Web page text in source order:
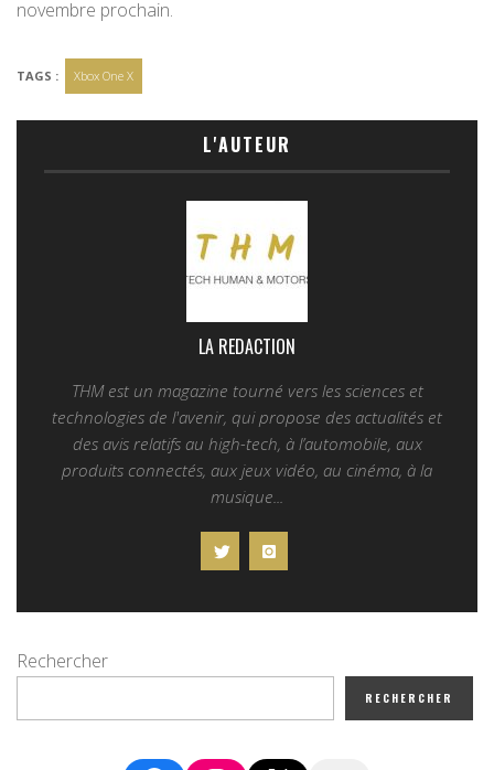
novembre prochain.
TAGS : Xbox One X
L'AUTEUR
LA REDACTION
THM est un magazine tourné vers les sciences et
technologies de l'avenir, qui propose des actualités et
des avis relatifs au high-tech, à l’automobile, aux
produits connectés, aux jeux vidéo, au cinéma, à la
musique...
Rechercher
RECHERCHER